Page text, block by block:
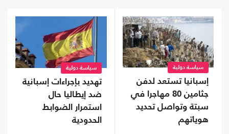
سياسة دولية
إسبانيا تستعد لدفن
جثامين 80 مهاجرا في
سبتة وتواصل تحديد
هوياتهم
سياسة دولية
تهديد بإجراءات إسبانية
ضد إيطاليا حال
استمرار الضوابط
الحدودية